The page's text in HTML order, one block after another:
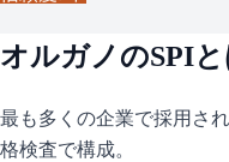
オルガノ のSPI
最も多くの企業で採用さ
格検査で構成。